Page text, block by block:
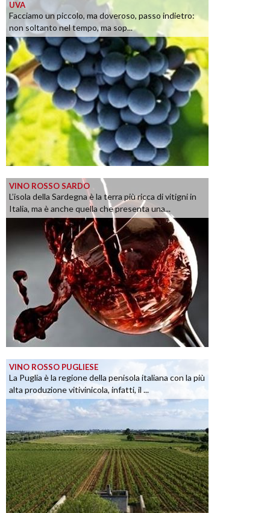
UVA
Facciamo un piccolo, ma doveroso, passo indietro:
non soltanto nel tempo, ma sop...
VINO ROSSO SARDO
L’isola della Sardegna è la terra più ricca di vitigni in
Italia, ma è anche quella che presenta una...
VINO ROSSO PUGLIESE
La Puglia è la regione della penisola italiana con la più
alta produzione vitivinicola, infatti, il ...